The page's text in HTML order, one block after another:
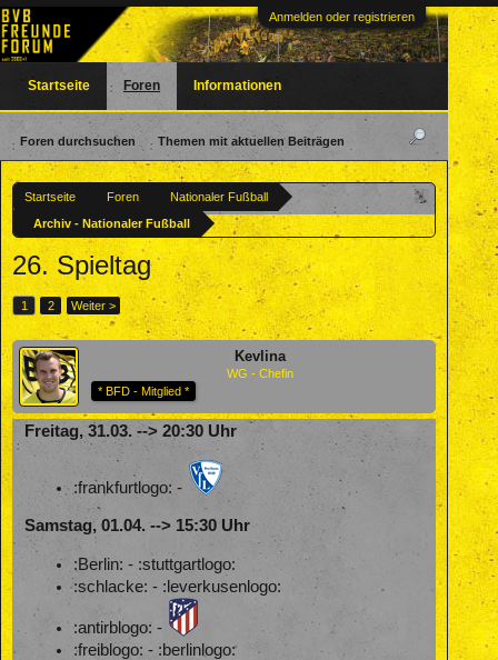
Anmelden oder registrieren
Startseite Foren
Nationaler Fußball
Archiv - Nationaler Fußball
26. Spieltag
1 2 Weiter >
Kevlina
WG - Chefin
* BFD - Mitglied *
Freitag, 31.03. --> 20:30 Uhr
:frankfurtlogo: -
Samstag, 01.04. --> 15:30 Uhr
:Berlin: - :stuttgartlogo:
:schlacke: - :leverkusenlogo:
:antirblogo: -
:freiblogo: - :berlinlogo:
Startseite Foren
Foren durchsuchen Themen mit aktuellen Beiträgen
Informationen